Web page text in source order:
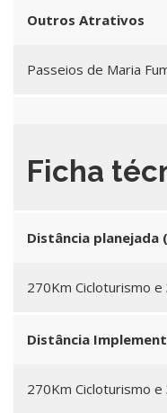
Outros Atrativos
Passeios de Maria
Ficha
Distância planejada
270Km Cicloturismo
Distância
270Km Cicloturismo